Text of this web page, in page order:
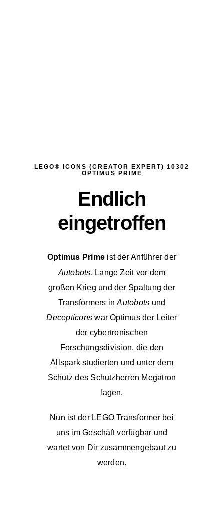
LEGO® ICONS (CREATOR EXPERT) 10302
OPTIMUS PRIME
Endlich
eingetroffen
Optimus Prime ist der Anführer der
Autobots. Lange Zeit vor dem
großen Krieg und der Spaltung der
Transformers inAutobots und
Decepticons war Optimus der Leiter
der cybertronischen
Forschungsdivision, die den
Allspark studierten und unter dem
Schutz des Schutzherren Megatron
lagen.
Nun ist der LEGO Transformer bei
uns imGeschäftverfügbar und
wartet von Dir zusammengebaut zu
werden.